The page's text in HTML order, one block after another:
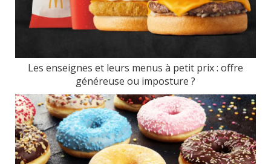
Les enseignes et leurs menus à petit prix : offre
généreuse ou imposture ?